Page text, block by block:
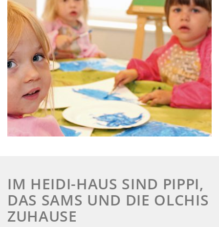
IM HEIDI-HAUS SIND PIPPI,
DAS SAMS UND DIE OLCHIS
ZUHAUSE